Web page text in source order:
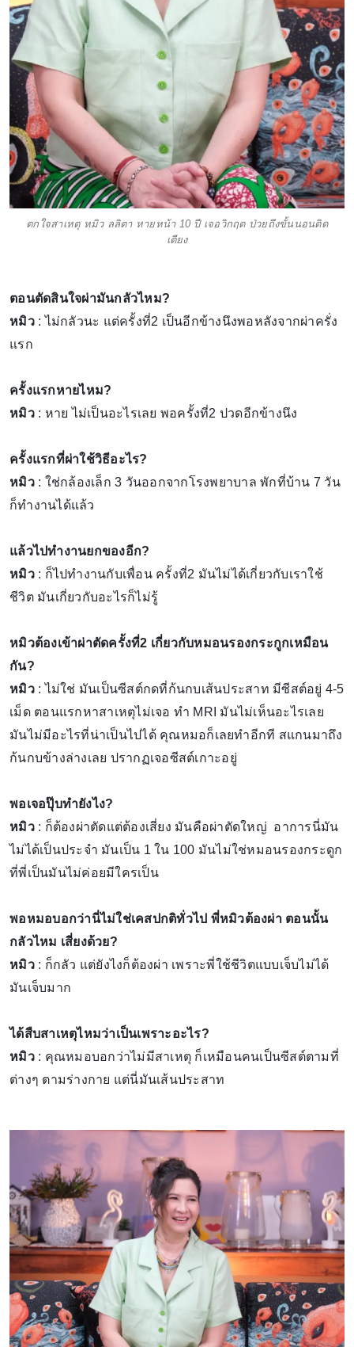
ตกใจสาเหตุ หมิว ลลิตา หายหน้า 10 ปี เจอวิกฤต ป่วยถึงขั้นนอนติด
เตียง
ตอนตัดสินใจผ่ามันกลัวไหม?
หมิว: ไม่กลัวนะ แต่ครั้งที่2 เป็นอีกข้างนึงพอหลังจากผ่าครั่ง
แรก
ครั้งแรกหายไหม?
หมิว : หาย ไม่เป็นอะไรเลย พอครั้งที่2 ปวดอีกข้างนึง
ครั้งแรกที่ผ่าใช้วิธีอะไร?
หมิว: ใช่กล้องเล็ก 3 วันออกจากโรงพยาบาล พักที่บ้าน 7 วัน
ก็ทำงานได้แล้ว
แล้วไปทำงานยกของอีก?
หมิว: ก็ไปทำงานกับเพื่อน ครั้งที่2 มันไม่ได้เกี่ยวกับเราใช้
ชีวิต มันเกี่ยวกับอะไรก็ไม่รู้
หมิวต้องเข้าผ่าตัดครั้งที่2 เกี่ยวกับหมอนรองกระกูกเหมือน
กัน?
หมิว: ไม่ใช่ มันเป็นซีสต์กดที่ก้นกบเส้นประสาท มีซีสต์อยู่ 4-5
เม็ด ตอนแรกหาสาเหตุไม่เจอ ทำ MRI มันไม่เห็นอะไรเลย
มันไม่มีอะไรที่น่าเป็นไปได้ คุณหมอก็เลยทำอีกที สแกนมาถึง
ก้นกบข้างล่างเลย ปรากฏเจอซีสต์เกาะอยู่
พอเจอปุ๊บทำยังไง?
หมิว: ก็ต้องผ่าตัดแต่ต้องเสี่ยง มันคือผ่าตัดใหญ่ อาการนี่มัน
ไม่ได้เป็นประจำ มันเป็น 1 ใน 100 มันไม่ใช่หมอนรองกระดูก
ที่พี่เป็นมันไม่ค่อยมีใครเป็น
พอหมอบอกว่านี่ไม่ใช่เคสปกติทั่วไป พี่หมิวต้องผ่า ตอนนั้น
กลัวไหม เสี่ยงด้วย?
หมิว: ก็กลัว แต่ยังไงก็ต้องผ่า เพราะพี่ใช้ชีวิตแบบเจ็บไม่ได้
มันเจ็บมาก
ได้สืบสาเหตุไหมว่าเป็นเพราะอะไร?
หมิว: คุณหมอบอกว่าไม่มีสาเหตุ ก็เหมือนคนเป็นซีสต์ตามที่
ต่างๆ ตามร่างกาย แต่นี่มันเส้นประสาท